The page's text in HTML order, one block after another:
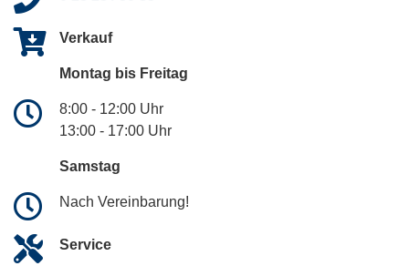
Verkauf
Montag bis Freitag
8:00 - 12:00 Uhr
13:00 - 17:00 Uhr
Samstag
Nach Vereinbarung!
Service